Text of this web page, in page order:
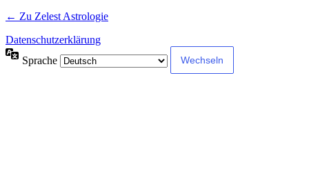
← Zu Zelest Astrologie
Datenschutzerklärung
Sprache